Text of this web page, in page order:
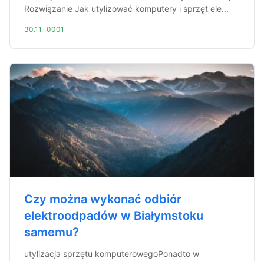
Rozwiązanie Jak utylizować komputery i sprzęt ele...
30.11.-0001
Czy można wykonać odbiór
elektroodpadów w Białymstoku
samemu?
utylizacja sprzętu komputerowegoPonadto w